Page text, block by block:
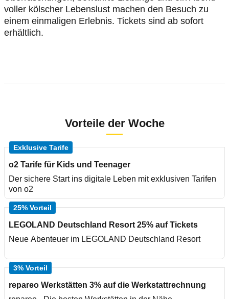
voller kölscher Lebenslust machen den Besuch zu
einem einmaligen Erlebnis. Tickets sind ab sofort
erhältlich.
Vorteile der Woche
Exklusive Tarife
o2 Tarife für Kids und Teenager
Der sichere Start ins digitale Leben mit exklusiven Tarifen
von o2
25% Vorteil
LEGOLAND Deutschland Resort 25% auf Tickets
Neue Abenteuer im LEGOLAND Deutschland Resort
3% Vorteil
repareo Werkstätten 3% auf die Werkstattrechnung